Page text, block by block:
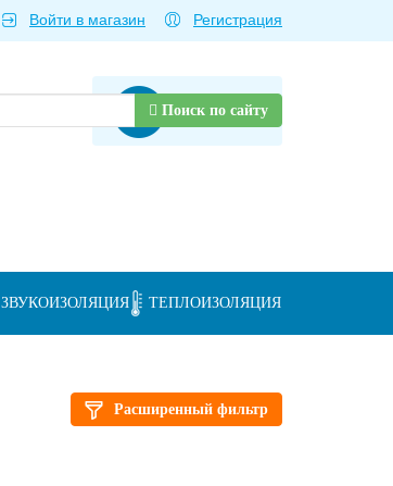
ЗВУКОИЗОЛЯЦИЯ ТЕПЛОИЗОЛЯЦИЯ
Войти в магазин Регистрация
Товаров нет
Поиск по сайту
Расширенный фильтр